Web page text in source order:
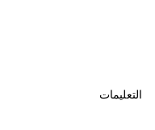
التعليمات